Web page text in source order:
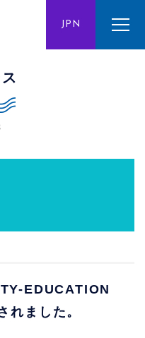
JPN
ENG CHN
ス
EDUCATION
れました。